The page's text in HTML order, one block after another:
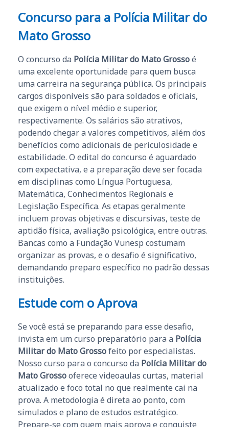
Concurso para a Polícia Militar do
Mato Grosso
O concurso da Polícia Militar do Mato Grossoé
uma excelente oportunidade para quem busca
uma carreira na segurança pública. Os principais
cargos disponíveis são para soldados e oficiais,
que exigem o nível médio e superior,
respectivamente. Os salários são atrativos,
podendo chegar a valores competitivos, além dos
benefícios como adicionais de periculosidade e
estabilidade. O edital do concurso é aguardado
com expectativa, e a preparação deve ser focada
em disciplinas como Língua Portuguesa,
Matemática, Conhecimentos Regionais e
Legislação Específica. As etapas geralmente
incluem provas objetivas e discursivas, teste de
aptidão física, avaliação psicológica, entre outras.
Bancas como a Fundação Vunesp costumam
organizar as provas, e o desafio é significativo,
demandando preparo específico no padrão dessas
instituições.
Estude com o Aprova
Se você está se preparando para esse desafio,
invista em um curso preparatório para a Polícia
Militar do Mato Grossofeito por especialistas.
Nosso curso para o concurso da Polícia Militar do
Mato Grossooferece videoaulas curtas, material
atualizado e foco total no que realmente cai na
prova. A metodologia é direta ao ponto, com
simulados e plano de estudos estratégico.
Prepare-se com quem mais aprova e conquiste